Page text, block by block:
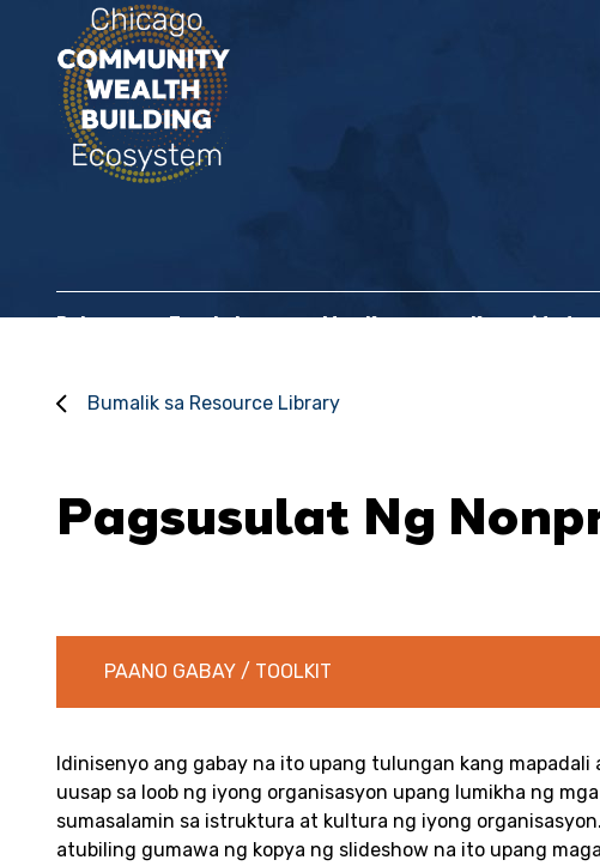
Bahay Tungkol sa Mga Kasosyo sa Komunidad
Bumalik sa Resource Library
Pagsusulat Ng
PAANO GABAY / TOOLKIT
Idinisenyo ang gabay na ito upang tulungan kang mapadali
uusap sa loob ng iyong organisasyon upang lumikha ng
sumasalamin sa istruktura at kultura ng iyong
atubiling gumawa ng kopya ng slideshow na ito upang